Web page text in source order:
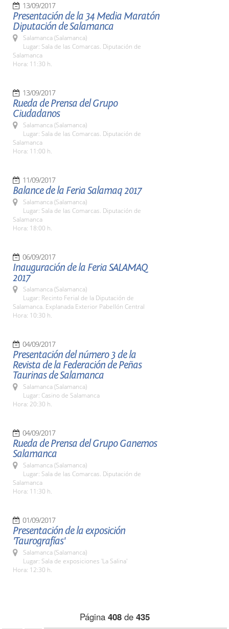
13/09/2017
Presentación de la 34 Media Maratón
Diputación de Salamanca
Salamanca (Salamanca)
Lugar: Sala de las Comarcas. Diputación de
Salamanca
Hora: 11:30 h.
13/09/2017
Rueda de Prensa del Grupo
Ciudadanos
Salamanca (Salamanca)
Lugar: Sala de las Comarcas. Diputación de
Salamanca
Hora: 11:00 h.
11/09/2017
Balance de la Feria Salamaq 2017
Salamanca (Salamanca)
Lugar: Sala de las Comarcas. Diputación de
Salamanca
Hora: 18:00 h.
06/09/2017
Inauguración de la Feria SALAMAQ
2017
Salamanca (Salamanca)
Lugar: Recinto Ferial de la Diputación de
Salamanca. Explanada Exterior Pabellón Central
Hora: 10:30 h.
04/09/2017
Presentación del número 3 de la
Revista de la Federación de Peñas
Taurinas de Salamanca
Salamanca (Salamanca)
Lugar: Casino de Salamanca
Hora: 20:30 h.
04/09/2017
Rueda de Prensa del Grupo Ganemos
Salamanca
Salamanca (Salamanca)
Lugar: Sala de las Comarcas. Diputación de
Salamanca
Hora: 11:30 h.
01/09/2017
Presentación de la exposición
'Taurografías'
Salamanca (Salamanca)
Lugar: Sala de exposiciones 'La Salina'
Hora: 12:30 h.
Página 408de 435